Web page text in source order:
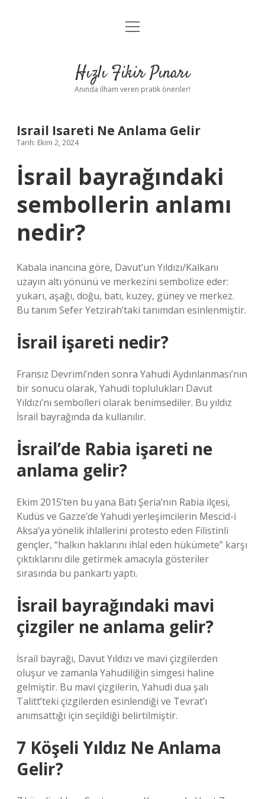
Anasayfa
Yasal Uyarı
menüyü
Hızlı Fikir Pınarı
Anında ilham veren pratik öneriler!
Israil Isareti Ne Anlama Gelir
Tarih: Ekim 2, 2024
İsrail bayrağındaki
sembollerin anlamı
nedir?
Kabala inancına göre, Davut’un Yıldızı/Kalkanı
uzayın altı yönünü ve merkezini sembolize eder:
yukarı, aşağı, doğu, batı, kuzey, güney ve merkez.
Bu tanım Sefer Yetzirah’taki tanımdan esinlenmiştir.
İsrail işareti nedir?
Fransız Devrimi’nden sonra Yahudi Aydınlanması’nın
bir sonucu olarak, Yahudi toplulukları Davut
Yıldızı’nı sembolleri olarak benimsediler. Bu yıldız
İsrail bayrağında da kullanılır.
İsrail’de Rabia işareti ne
anlama gelir?
Ekim 2015’ten bu yana Batı Şeria’nın Rabia ilçesi,
Kudüs ve Gazze’de Yahudi yerleşimcilerin Mescid-i
Aksa’ya yönelik ihlallerini protesto eden Filistinli
gençler, “halkın haklarını ihlal eden hükümete” karşı
çıktıklarını dile getirmek amacıyla gösteriler
sırasında bu pankartı yaptı.
İsrail bayrağındaki mavi
çizgiler ne anlama gelir?
İsrail bayrağı, Davut Yıldızı ve mavi çizgilerden
oluşur ve zamanla Yahudiliğin simgesi haline
gelmiştir. Bu mavi çizgilerin, Yahudi dua şalı
Talitt’teki çizgilerden esinlendiği ve Tevrat’ı
anımsattığı için seçildiği belirtilmiştir.
7 Köşeli Yıldız Ne Anlama
Gelir?